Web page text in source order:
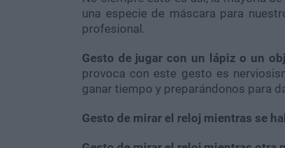
una especie de máscara para
profesional.
Gesto de jugar con un lápiz o un
provoca con este gesto es
ganar tiempo y preparándonos para
Gesto de mirar el reloj mientras se